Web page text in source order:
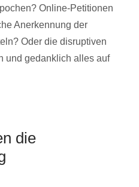
Online-Petitionen
Anerkennung der
Oder die disruptiven
und gedanklich alles auf
die